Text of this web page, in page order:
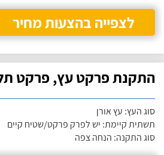
לצפייה בהצעות מחיר
התקנת פרקט עץ, פרקט
סוג העץ: עץ אורן
תשתית קיימת: יש לפרק פרקט/שטיח קיים
סוג התקנה: הנחה צפה